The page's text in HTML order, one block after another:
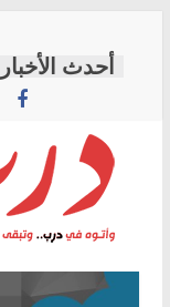
content
درب
وأتوه